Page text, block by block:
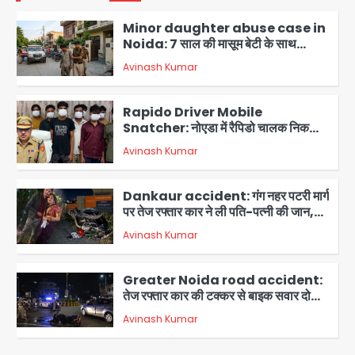
पहुंचीं
2
Minor daughter abuse case in
Noida: 7 साल की मासूम बेटी के साथ
अश्लील हरकत करने वाले पिता को मां ने रंगेहाथ
पकड़ा, पुलिस ने किया गिरफ्तार
Avinash Kumar
3
Rapido Driver Mobile
Snatcher: नोएडा में रैपिडो चालक निकला
मोबाइल स्नैचर गैंग का मास्टरमाइंड, जीरा-बॉल
बेचने वालों को बेचता था चोरी के फोन; 8
गिरफ्तार, 98 मोबाइल और 450 पार्ट्स बरामद
Avinash Kumar
4
Dankaur accident: गंग नहर पटरी मार्ग
पर तेज रफ्तार कार ने ली पति-पत्नी की जान,
गांव में मातम
Avinash Kumar
5
Greater Noida road accident:
तेज रफ्तार कार की टक्कर से बाइक सवार दो
युवकों की मौत, परिवारों में मातम
Avinash Kumar